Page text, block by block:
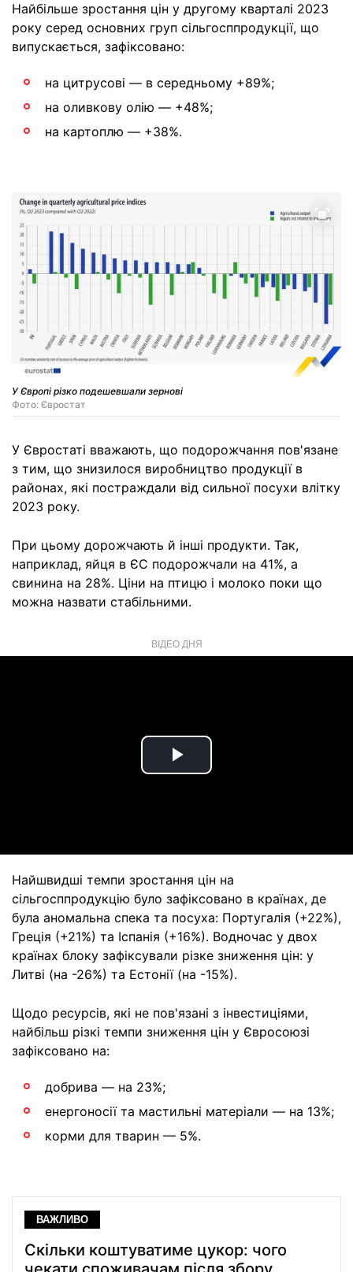
Найбільше зростання цін у другому кварталі 2023
року серед основних груп сільгосппродукції, що
випускається, зафіксовано:
на цитрусові — в середньому +89%;
на оливкову олію — +48%;
на картоплю — +38%.
У Європі різко подешевшали зернові
Фото: Євростат
У Євростаті вважають, що подорожчання пов'язане
з тим, що знизилося виробництво продукції в
районах, які постраждали від сильної посухи влітку
2023 року.
При цьому дорожчають й інші продукти. Так,
наприклад, яйця в ЄС подорожчали на 41%, а
свинина на 28%. Ціни на птицю і молоко поки що
можна назвати стабільними.
ВІДЕО ДНЯ
Play
Найшвидші темпи зростання цін на
сільгосппродукцію було зафіксовано в країнах, де
була аномальна спека та посуха: Португалія (+22%),
Греція (+21%) та Іспанія (+16%). Водночас у двох
країнах блоку зафіксували різке зниження цін: у
Литві (на -26%) та Естонії (на -15%).
Щодо ресурсів, які не пов'язані з інвестиціями,
найбільш різкі темпи зниження цін у Євросоюзі
зафіксовано на:
добрива — на 23%;
енергоносії та мастильні матеріали — на 13%;
корми для тварин — 5%.
ВАЖЛИВО
Скільки коштуватиме цукор: чого